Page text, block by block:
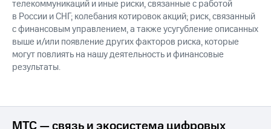
телекоммуникаций и иные риски, связанные с работой
в России и СНГ; колебания котировок акций; риск, связанный
с финансовым управлением, а также усугубление описанных
выше и/или появление других факторов риска, которые
могут повлиять на нашу деятельность и финансовые
результаты.